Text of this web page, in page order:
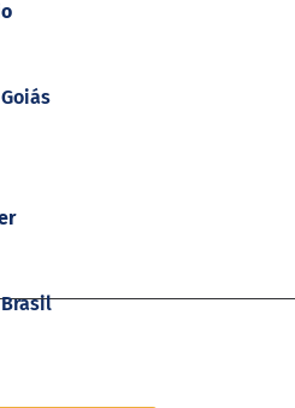
Goiás
Brasil